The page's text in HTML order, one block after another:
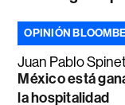
OPINIÓN
Juan Pablo
México está
la hospitalidad